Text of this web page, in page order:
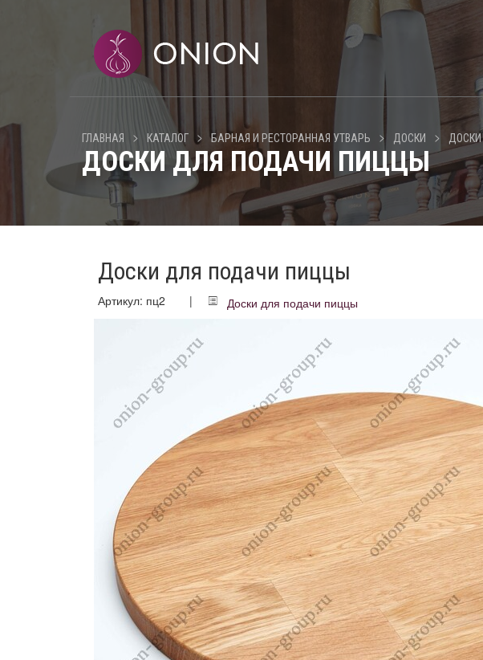
ГЛАВНАЯ > КАТАЛОГ > БАРНАЯ И РЕСТОРАННАЯ УТВАРЬ > ДОСКИ >
ДОСКИ ДЛЯ ПОДАЧИ ПИЦЦЫ
Доски для подачи пиццы
Артикул: пц2 | Доски для подачи пиццы